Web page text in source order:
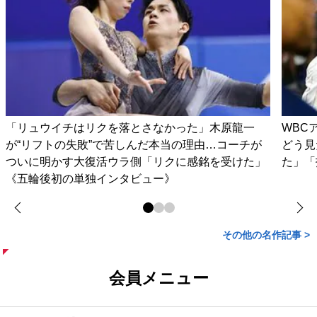
「リュウイチはリクを落とさなかった」木原龍一
が“リフトの失敗”で苦しんだ本当の理由…コーチが
ついに明かす大復活ウラ側「リクに感銘を受けた」
《五輪後初の単独インタビュー》
WBC
どう
た」
その他の名作記事 >
会員メニュー